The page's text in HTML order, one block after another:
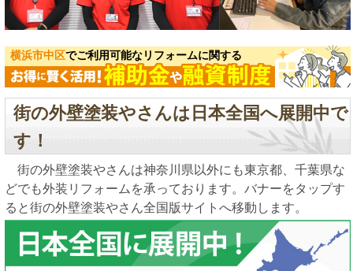
横浜市中区でご利用可能なリフォームに関する
街の外壁塗装やさんは日本全国へ展開中で
す！
街の外壁塗装やさんは神奈川県以外にも東京都、千葉県な
どでも外装リフォームを承っております。バナーをタップす
ると街の外壁塗装やさん全国版サイトへ移動します。